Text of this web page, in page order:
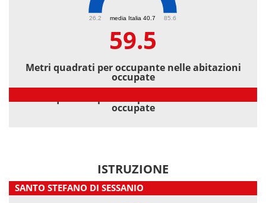
media Italia 40.7
26.2 85.6
59.5
Metri quadrati per occupante nelle abitazioni
occupate
occupate
ISTRUZIONE
SANTO STEFANO DI SESSANIO